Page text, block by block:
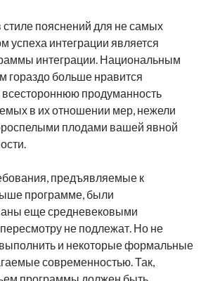
пояснений для не самых
успеха интеграции является
интеграции. Национальным
гораздо больше нравится
всестороннюю продуманность
в их отношении мер, нежели
плодами вашей явной
предъявляемые к
программе, были
еще средневековыми
не подлежат. Но не
и некоторые формальные
современностью. Так,